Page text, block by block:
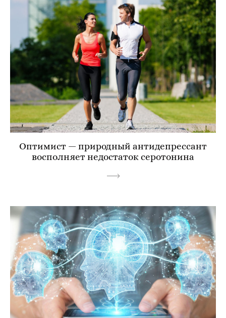
Оптимист — природный антидепрессант
восполняет недостаток серотонина